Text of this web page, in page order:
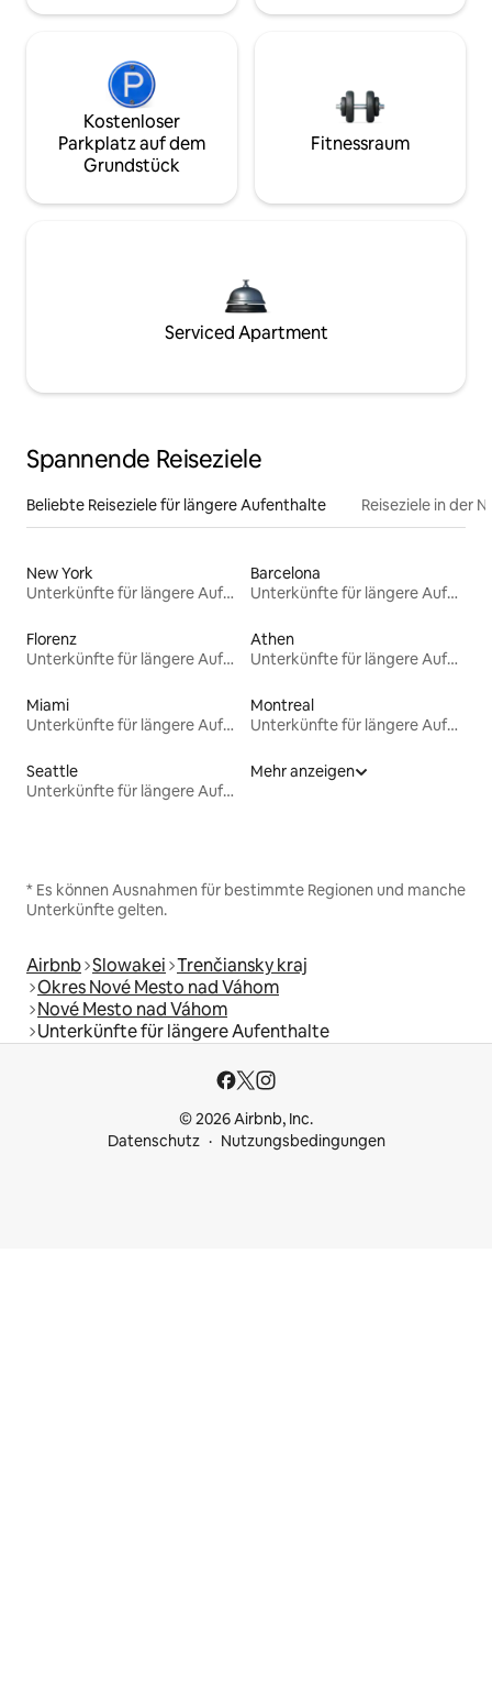
Kostenloser
Parkplatz auf dem
Grundstück
Fitnessraum
Serviced Apartment
Spannende Reiseziele
Beliebte Reiseziele für längere Aufenthalte Reiseziele in der
New York
Unterkünfte für längere Aufenthalte
Barcelona
Unterkünfte für längere Aufenthalte
Florenz
Unterkünfte für längere Aufenthalte
Athen
Unterkünfte für längere Aufenthalte
Miami
Unterkünfte für längere Aufenthalte
Montreal
Unterkünfte für längere Aufenthalte
Seattle
Unterkünfte für längere Aufenthalte
Mehr anzeigen
* Es können Ausnahmen für bestimmte Regionen und manche
Unterkünfte gelten.
Airbnb Slowakei Trenčiansky kraj
Okres Nové Mesto nad Váhom
Nové Mesto nad Váhom
Unterkünfte für längere Aufenthalte
© 2026 Airbnb, Inc.
Datenschutz
Nutzungsbedingungen